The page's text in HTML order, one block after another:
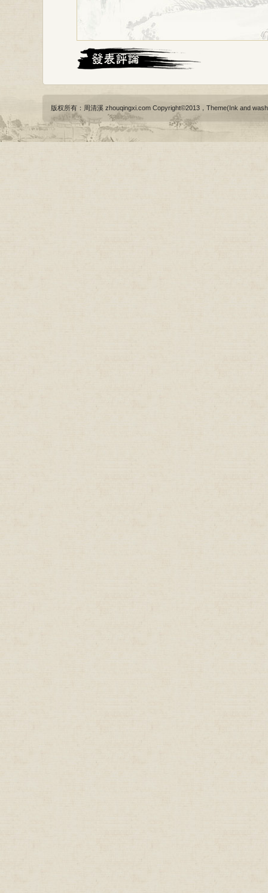
版权所有：周清溪 zhouqingxi.com Copyright©2013，Theme(Ink and